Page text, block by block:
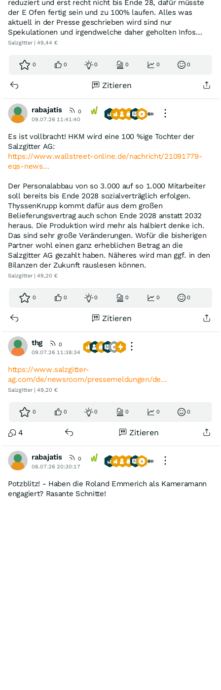
Salzgitter AG gezahlt haben. Näheres wird man ggf. in
den Bilanzen der Zukunft rauslesen können.
reduziert und erst recht nicht bis Ende 28, dafür müsste
der E Ofen fertig sein und zu 100% laufen. Alles was
aktuell in der Presse geschrieben wird sind nur
Spekulationen und irgendwelche daher geholten Infos…
Salzgitter | 49,44 €
0 0 0 0 0 0
Zitieren
rabajatis
0
09.07.26 11:41:40
Es ist vollbracht! HKM wird eine 100 %ige Tochter der
Salzgitter AG:
https://www.wallstreet-online.de/nachricht/21091779-
eqs-news…
Der Personalabbau von so 3.000 auf so 1.000 Mitarbeiter
soll bereits bis Ende 2028 sozialverträglich erfolgen.
ThyssenKrupp kommt dafür aus dem großen
Belieferungsvertrag auch schon Ende 2028 anstatt 2032
heraus. Die Produktion wird mehr als halbiert denke ich.
Das sind sehr große Veränderungen. Wofür die bisherigen
Partner wohl einen ganz erheblichen Betrag an die
Salzgitter AG gezahlt haben. Näheres wird man ggf. in den
Bilanzen der Zukunft rauslesen können.
Salzgitter | 49,20 €
0 0 0 0 0 0
Zitieren
thg
0
09.07.26 11:38:34
https://www.salzgitter-
ag.com/de/newsroom/pressemeldungen/de…
Salzgitter | 49,20 €
0 0 0 0 0 0
4 Zitieren
rabajatis
0
06.07.26 20:30:17
Potzblitz! - Haben die Roland Emmerich als Kameramann
engagiert? Rasante Schnitte!